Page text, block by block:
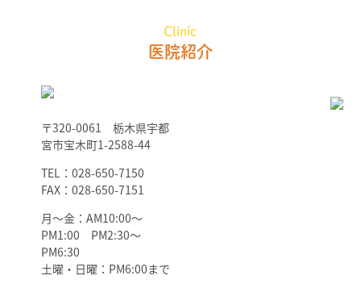
Clinic
医院紹介
〒320-0061 栃木県宇都
宮市宝木町1-2588-44
TEL：028-650-7150
FAX：028-650-7151
月～金：AM10:00～
PM1:00 PM2:30～
PM6:30
土曜・日曜：PM6:00まで